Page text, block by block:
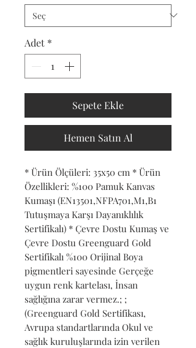
Adet *
Sepete Ekle
Hemen Satın Al
* Ürün Ölçüleri: 35x50 cm * Ürün
Özellikleri: %100 Pamuk Kanvas
Kumaşı (EN13501,NFPA701,M1,B1
Tutuşmaya Karşı Dayanıklılık
Sertifikalı) * Çevre Dostu Kumaş ve
Çevre Dostu Greenguard Gold
Sertifikalı %100 Orijinal Boya
pigmentleri sayesinde Gerçeğe
uygun renk kartelası, İnsan
sağlığına zarar vermez.; ;
(Greenguard Gold Sertifikası,
Avrupa standartlarında Okul ve
sağlık kuruluşlarında izin verilen